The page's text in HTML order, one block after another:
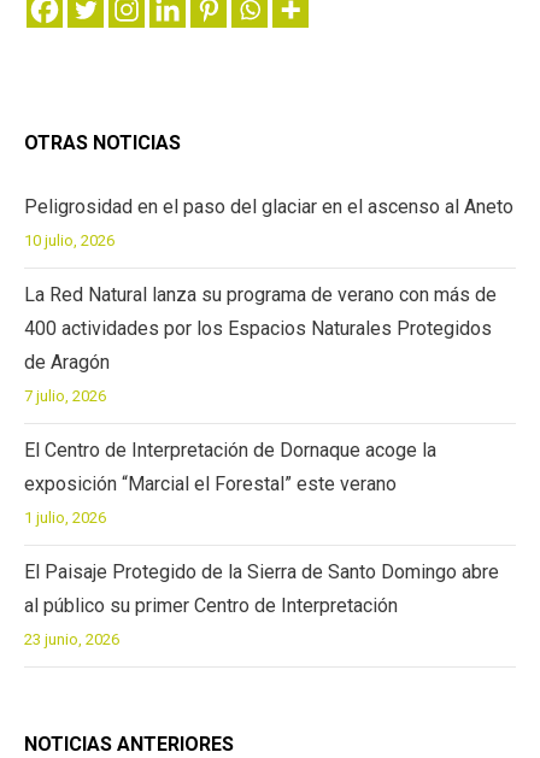
OTRAS NOTICIAS
Peligrosidad en el paso del glaciar en el ascenso al Aneto
10 julio, 2026
La Red Natural lanza su programa de verano con más de
400 actividades por los Espacios Naturales Protegidos
de Aragón
7 julio, 2026
El Centro de Interpretación de Dornaque acoge la
exposición “Marcial el Forestal” este verano
1 julio, 2026
El Paisaje Protegido de la Sierra de Santo Domingo abre
al público su primer Centro de Interpretación
23 junio, 2026
NOTICIAS ANTERIORES